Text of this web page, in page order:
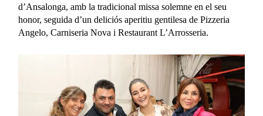
d’Ansalonga, amb la tradicional missa solemne en el seu
honor, seguida d’un deliciós aperitiu gentilesa de Pizzeria
Angelo, Carniseria Nova i Restaurant L’Arrosseria.